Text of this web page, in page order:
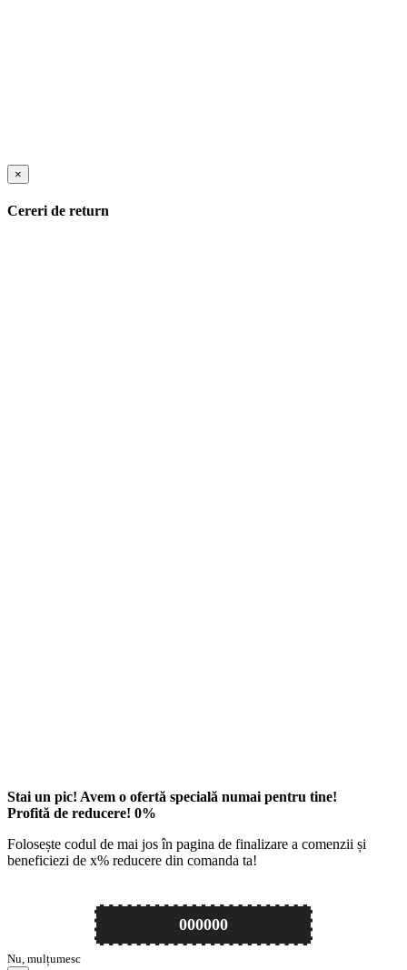
×
Cereri de return
Stai un pic! Avem o ofertă specială numai pentru tine!
Profită de reducere! 0%
Folosește codul de mai jos în pagina de finalizare a comenzii și
beneficiezi de x% reducere din comanda ta!
000000
Nu, mulțumesc